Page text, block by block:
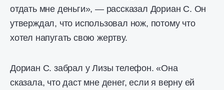
отдать мне деньги», — рассказал Дориан С. Он
утверждал, что использовал нож, потому что
хотел напугать свою жертву.
Дориан С. забрал у Лизы телефон. «Она
сказала, что даст мне денег, если я верну ей